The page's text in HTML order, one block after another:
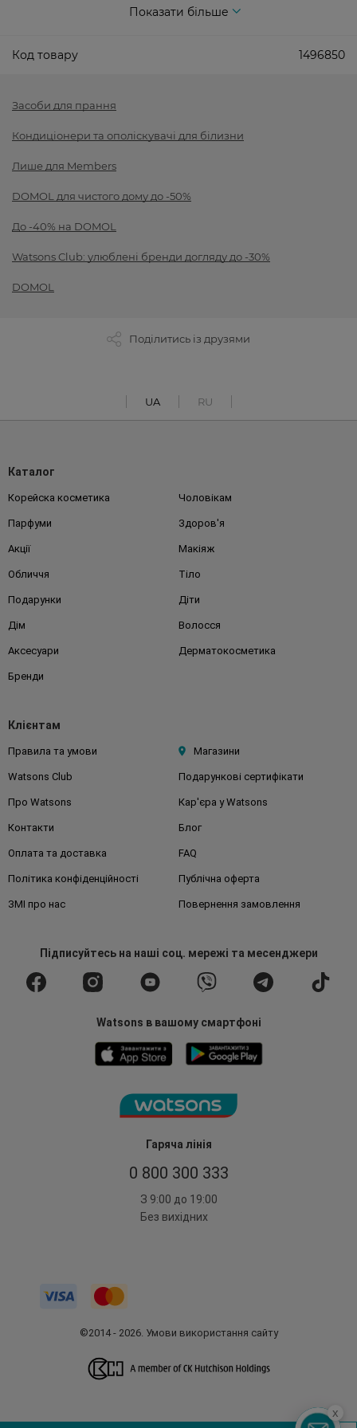
Показати більше
Код товару 1496850
Засоби для прання
Кондиціонери та ополіскувачі для білизни
Лише для Members
DOMOL для чистого дому до -50%
До -40% на DOMOL
Watsons Club: улюблені бренди догляду до -30%
DOMOL
Поділитись із друзями
UA RU
Гаряча лінія
0 800 300 333
З 9:00 до 19:00
Без вихідних
Каталог
Корейска косметика Чоловікам
Парфуми Здоров'я
Акції Макіяж
Обличчя Тіло
Подарунки Діти
Дім Волосся
Аксесуари Дерматокосметика
Бренди
Клієнтам
Правила та умови Магазини
Watsons Club Подарункові сертифікати
Про Watsons Кар'єра у Watsons
Контакти Блог
Оплата та доставка FAQ
Політика конфіденційності Публічна оферта
ЗМІ про нас Повернення замовлення
Підписуйтесьна наші соц. мережі та месенджери
Watsons в вашому смартфоні
©2014 - 2026. Умови використання сайту
x